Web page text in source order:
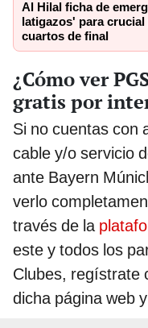
Al Hilal ficha de
latigazos' para
cuartos de final
¿Cómo ver
gratis por
Si no cuentas con
cable y/o servicio
ante Bayern
verlo
través de la
este y todos los
Clubes, regístrate
dicha página web